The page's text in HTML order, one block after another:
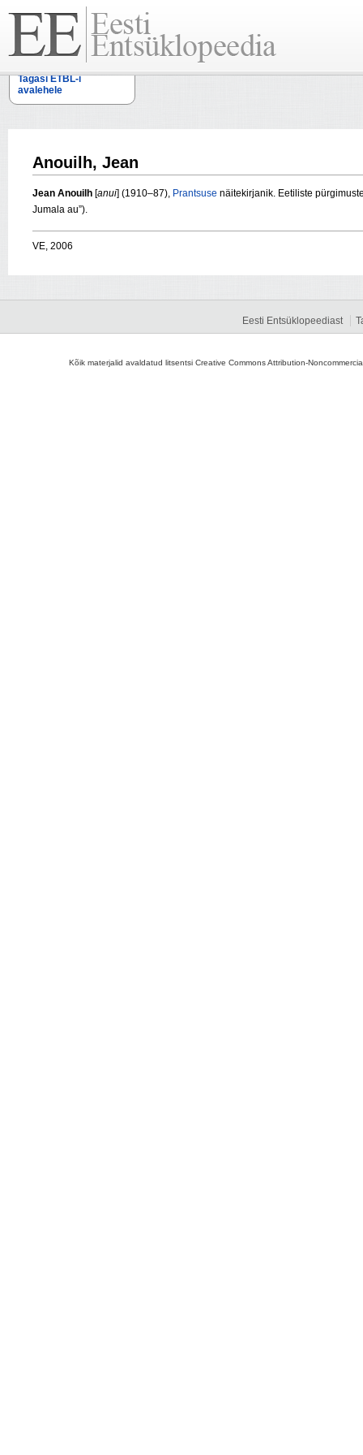
Tagasi ETBL-i
avalehele
Anouilh, Jean
Jean Anouilh [anui] (1910–87), Prantsuse näitekirjanik. Eetiliste
Jumala au”).
VE, 2006
Eesti Entsüklopeediast
Kõik materjalid avaldatud litsentsi Creative Commons Attribution-